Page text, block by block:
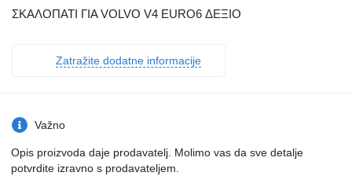
ΣΚΑΛΟΠΑΤΙ ΓΙΑ VOLVO V4 EURO6 ΔΕΞΙΟ
Zatražite dodatne informacije
Važno
Opis proizvoda daje prodavatelj. Molimo vas da sve detalje
potvrdite izravno s prodavateljem.